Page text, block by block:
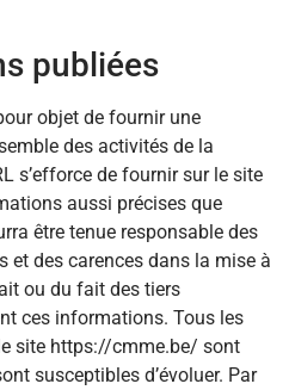
publiées
objet de fournir une
des activités de la
s’efforce de fournir sur le site
aussi précises que
être tenue responsable des
et des carences dans la mise à
ou du fait des tiers
ces informations. Tous les
site https://cmme.be/ sont
susceptibles d’évoluer. Par